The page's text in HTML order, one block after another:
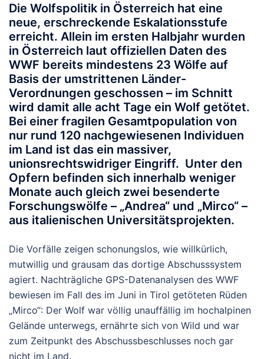
Die Wolfspolitik in Österreich hat eine
neue, erschreckende Eskalationsstufe
erreicht. Allein im ersten Halbjahr wurden
in Österreich laut offiziellen Daten des
WWF bereits mindestens 23 Wölfe auf
Basis der umstrittenen Länder-
Verordnungen geschossen – im Schnitt
wird damit alle acht Tage ein Wolf getötet.
Bei einer fragilen Gesamtpopulation von
nur rund 120 nachgewiesenen Individuen
im Land ist das ein massiver,
unionsrechtswidriger Eingriff. Unter den
Opfern befinden sich innerhalb weniger
Monate auch gleich zwei besenderte
Forschungswölfe – „Andrea“ und „Mirco“ –
aus italienischen Universitätsprojekten.
Die Vorfälle zeigen schonungslos, wie willkürlich,
mutwillig und grausam das dortige Abschusssystem
agiert. Nachträgliche GPS-Datenanalysen des WWF
bewiesen im Fall des im Juni in Tirol getöteten Rüden
„Mirco“: Der Wolf war völlig unauffällig im hochalpinen
Gelände unterwegs, ernährte sich von Wild und war
zum Zeitpunkt des Abschussbeschlusses noch gar
nicht im Land.